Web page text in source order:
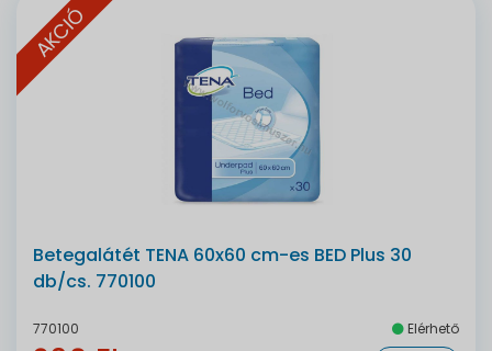
AKCIÓ
Betegalátét TENA 60x60 cm-es BED Plus 30
db/cs. 770100
770100 Elérhető